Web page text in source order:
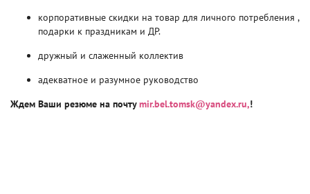
корпоративные скидки на товар для личного потребления ,
подарки к праздникам и ДР.
дружный и слаженный коллектив
адекватное и разумное руководство
Ждем Ваши резюме на почтуmir.bel.tomsk@yandex.ru,!